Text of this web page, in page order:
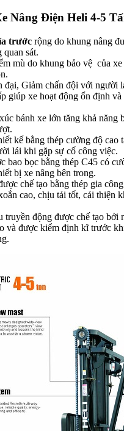
Nâng Điện Heli 4-5
trước rộng do khung nâng
quan sát.
mù do khung bảo vệ của
đại, Giảm chấn đội với người
giúp xe hoạt động ổn định và
bánh xe lớn tăng khả năng
kế bằng thép cường độ cao
lái khi gặp sự cố công việc.
bao bọc bằng thép C45 có
bị xe nâng bên trong.
chế tạo bằng thép gia
cao, chịu tải tốt, cải thiện
truyền động được chế tạo bởi
và được kiểm định kĩ trước